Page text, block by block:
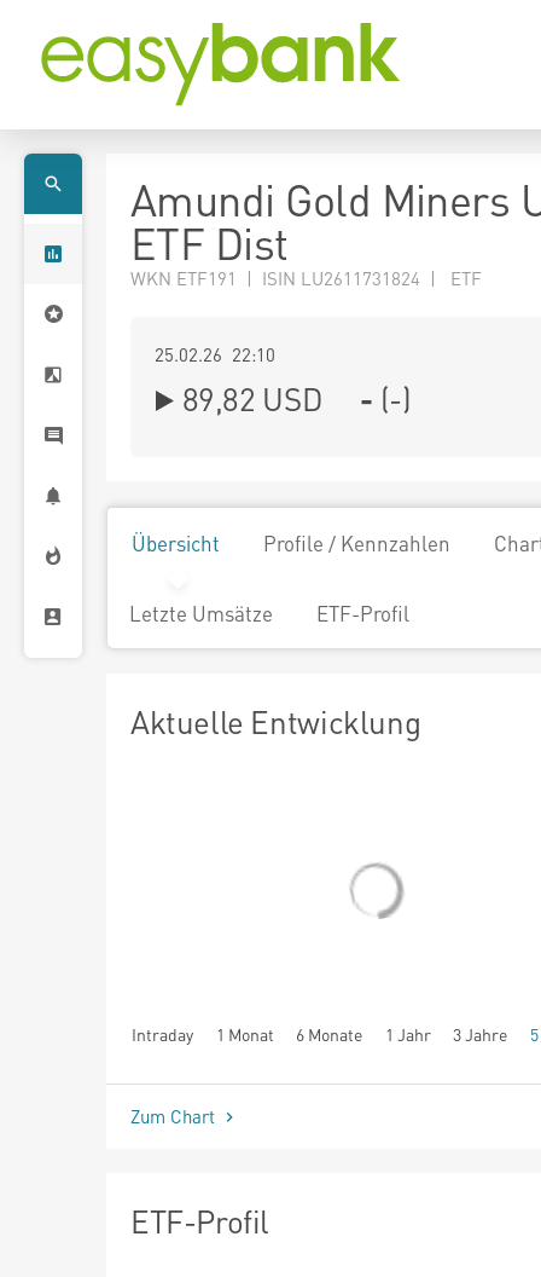
Amundi Gold Miners
ETF Dist
WKN ETF191 | ISIN LU2611731824 | ETF
25.02.26 22:10
89,82 USD - (-)
Übersicht Profile / Kennzahlen
Letzte Umsätze ETF-Profil
Aktuelle Entwicklung
Intraday 1 Monat 6 Monate 1 Jahr 3 Jahre
seit Beginn
Zum Chart
ETF-Profil